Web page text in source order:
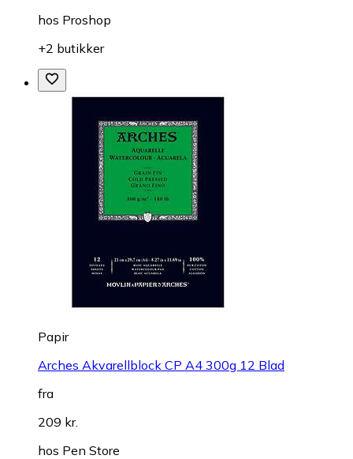
hos Proshop
+2 butikker
Papir
Arches Akvarellblock CP A4 300g 12 Blad
fra
209 kr.
hos Pen Store